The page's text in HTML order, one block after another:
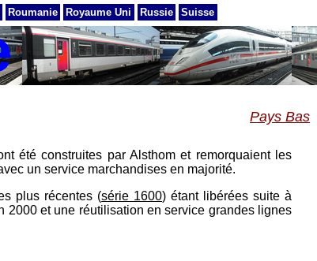
Roumanie Royaume Uni Russie Suisse
Pays Bas
été construites par Alsthom et remorquaient les
un service marchandises en majorité.
plus récentes (série 1600) étant libérées suite à
2000 et une réutilisation en service grandes lignes